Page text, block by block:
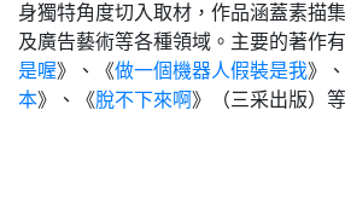
身獨特角度切入取材，作品涵蓋素描
及廣告藝術等各種領域。主要的著作
是喔》、《做一個機器人假裝是我》
本》、《脫不下來啊 》（三采出版）